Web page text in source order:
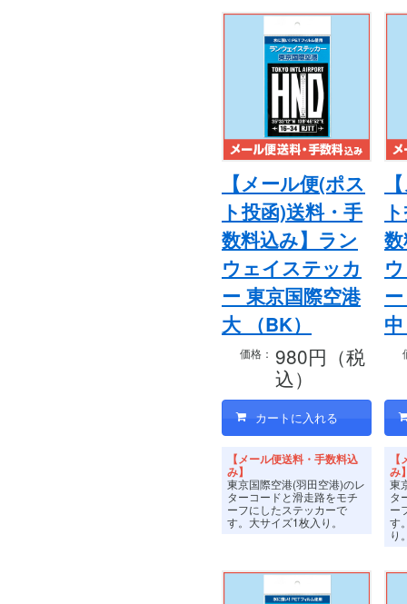
【メール便(ポス
ト投函)送料・手
数料込み】ラン
ウェイステッカ
ー 東京国際空港
大 （BK）
価格： 980円（税
込）
【メール便送料・手数料込
み】
東京国際空港(羽田空港)のレ
ターコードと滑走路をモチ
ーフにしたステッカーで
す。 大サイズ1枚入り。
み
東
タ
ー
す
り